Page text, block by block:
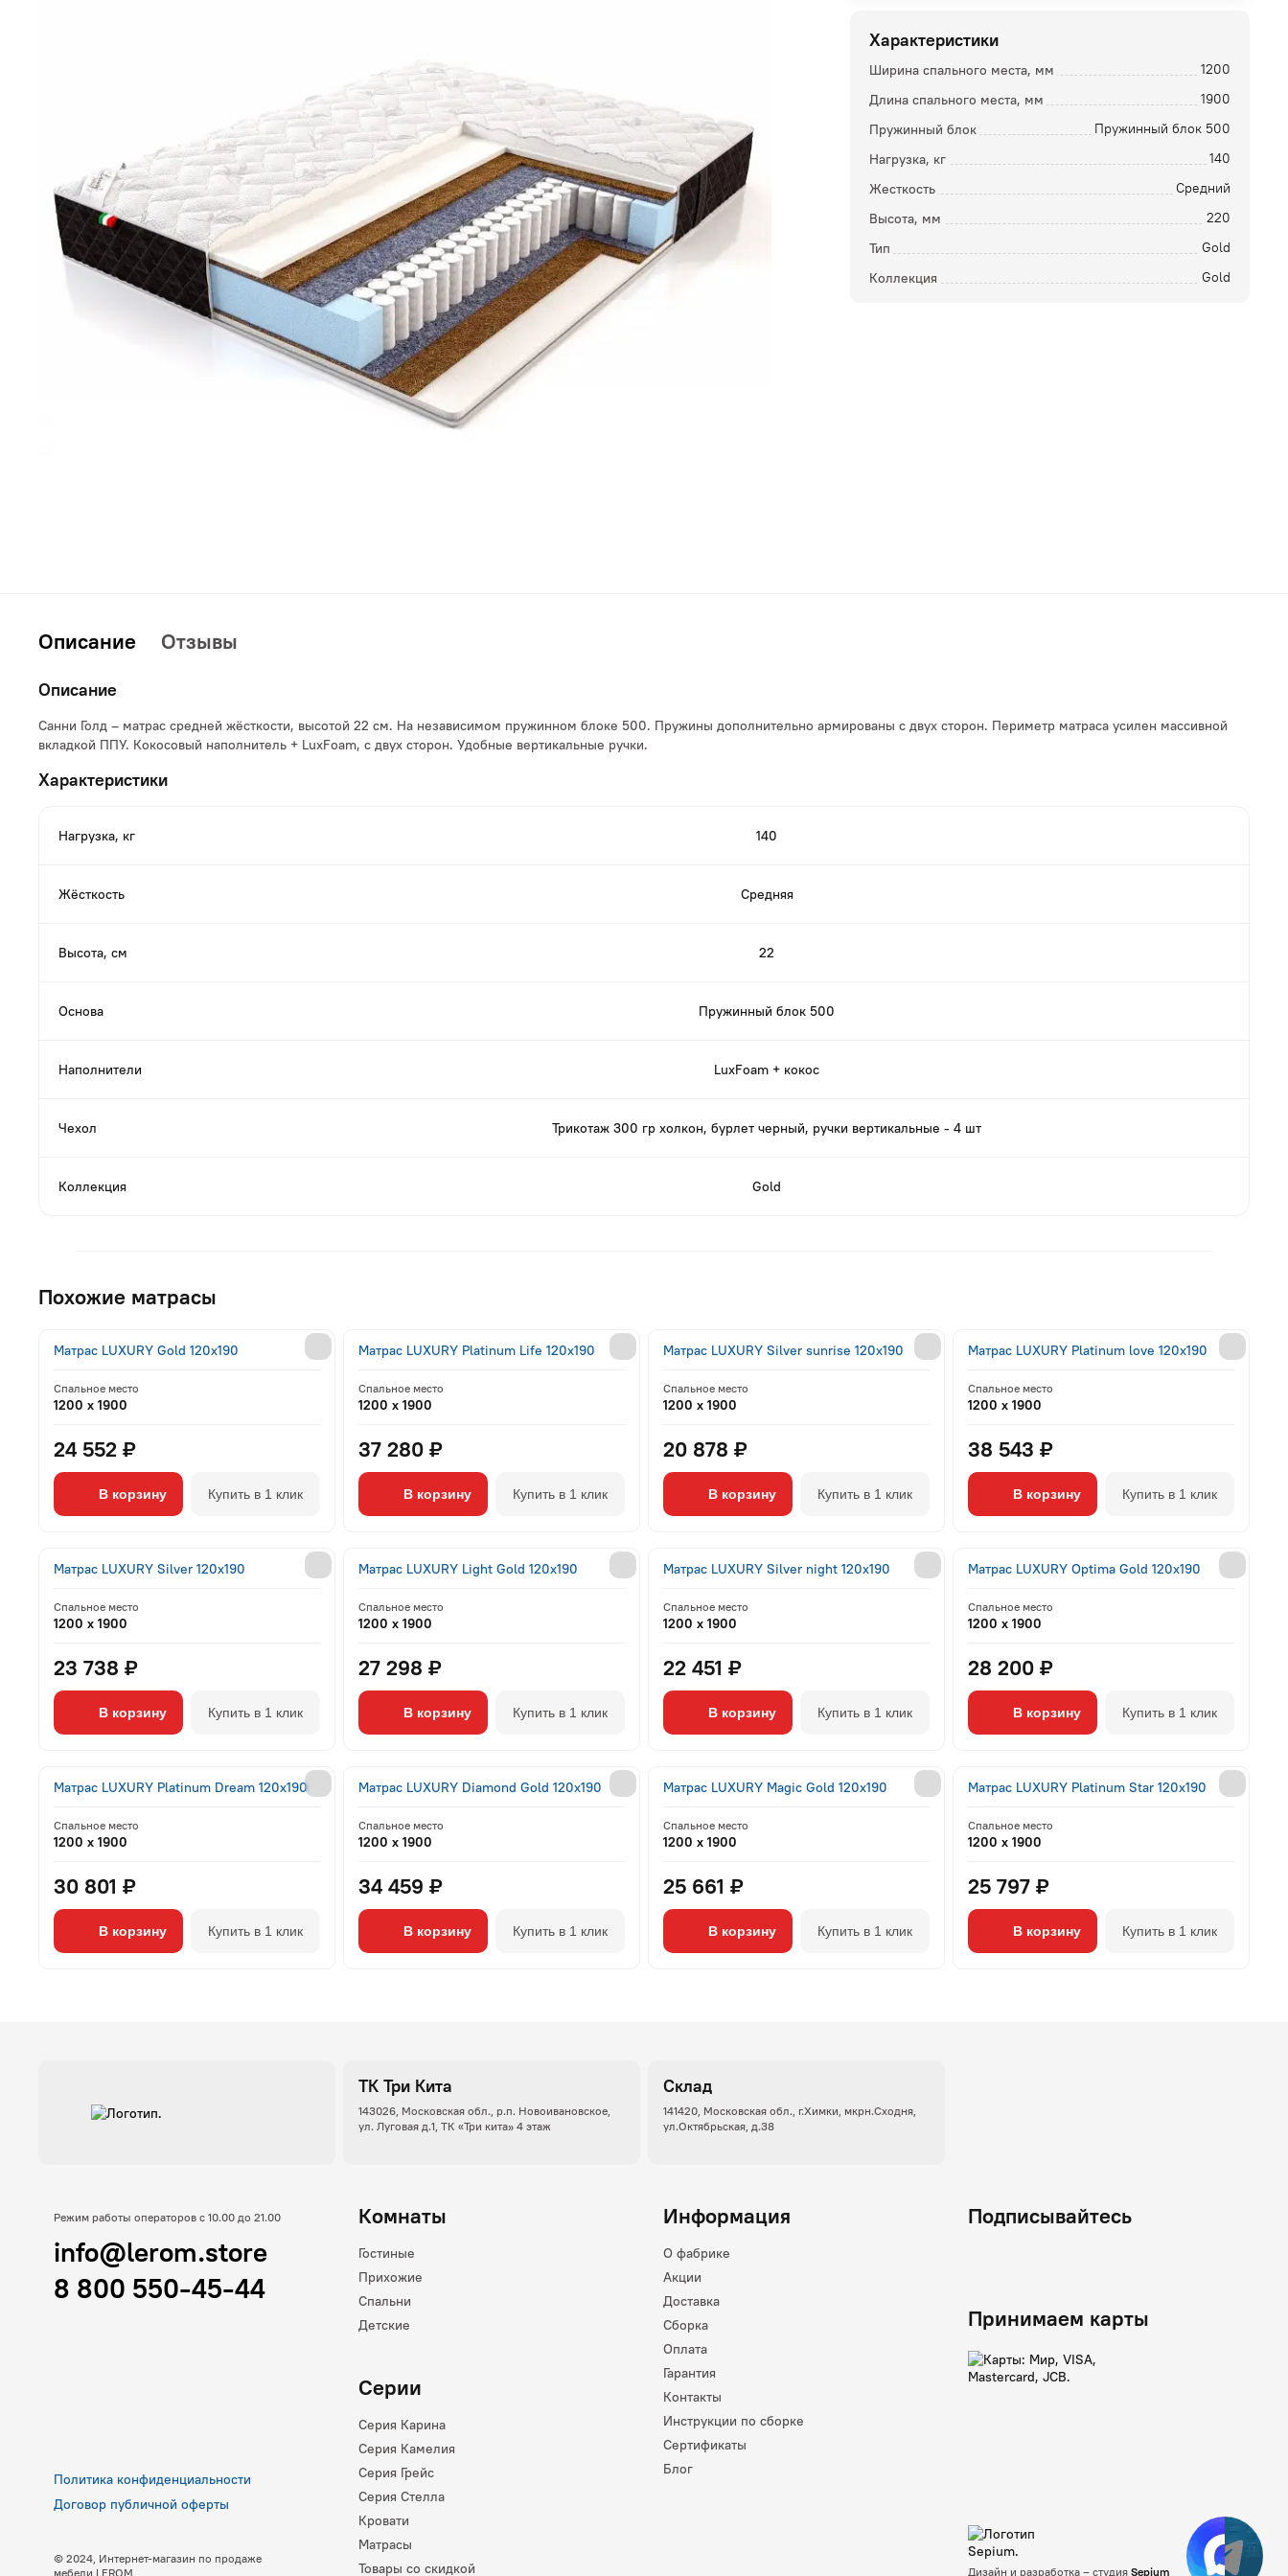
Кровати Матрасы Мебель со скидкой
Характеристики
Ширина спального места, мм 1200
Длина спального места, мм 1900
Пружинный блок Пружинный блок 500
Нагрузка, кг 140
Жесткость Средний
Высота, мм 220
Тип Gold
Коллекция Gold
Описание Отзывы
Описание
Санни Голд – матрас средней жёсткости, высотой 22 см. На независимом пружинном блоке 500. Пружины дополнительно армированы с двух сторон. Периметр матраса усилен массивной
вкладкой ППУ. Кокосовый наполнитель + LuxFoam, с двух сторон. Удобные вертикальные ручки.
Характеристики
Нагрузка, кг 140
Жёсткость Средняя
Высота, см 22
Основа Пружинный блок 500
Наполнители LuxFoam + кокос
Чехол Трикотаж 300 гр холкон, бурлет черный, ручки вертикальные - 4 шт
Коллекция Gold
Похожие матрасы
Матрас LUXURY Gold 120x190
Спальное место
1200 x 1900
24 552 ₽
В корзину Купить в 1 клик
Матрас LUXURY Platinum Life 120x190
Спальное место
1200 x 1900
37 280 ₽
В корзину Купить в 1 клик
Матрас LUXURY Silver sunrise 120x190
Спальное место
1200 x 1900
20 878 ₽
В корзину Купить в 1 клик
Матрас LUXURY Platinum love 120x190
Спальное место
1200 x 1900
38 543 ₽
В корзину Купить в 1 клик
Матрас LUXURY Silver 120x190
Спальное место
1200 x 1900
23 738 ₽
В корзину Купить в 1 клик
Матрас LUXURY Light Gold 120x190
Спальное место
1200 x 1900
27 298 ₽
В корзину Купить в 1 клик
Матрас LUXURY Silver night 120x190
Спальное место
1200 x 1900
22 451 ₽
В корзину Купить в 1 клик
Матрас LUXURY Optima Gold 120x190
Спальное место
1200 x 1900
28 200 ₽
В корзину Купить в 1 клик
Матрас LUXURY Platinum Dream 120x190
Спальное место
1200 x 1900
30 801 ₽
В корзину Купить в 1 клик
Матрас LUXURY Diamond Gold 120x190
Спальное место
1200 x 1900
34 459 ₽
В корзину Купить в 1 клик
Матрас LUXURY Magic Gold 120x190
Спальное место
1200 x 1900
25 661 ₽
В корзину Купить в 1 клик
Матрас LUXURY Platinum Star 120x190
Спальное место
1200 x 1900
25 797 ₽
В корзину Купить в 1 клик
ТК Три Кита
143026, Московская обл., р.п. Новоивановское,
ул. Луговая д.1, ТК «Три кита» 4 этаж
Склад
141420, Московская обл., г.Химки, мкрн.Сходня,
ул.Октябрьская, д.38
Режим работы операторов с 10.00 до 21.00
info@lerom.store
8 800 550-45-44
Комнаты
Гостиные
Прихожие
Спальни
Детские
Серии
Серия Карина
Серия Камелия
Серия Грейс
Серия Стелла
Кровати
Матрасы
Товары со скидкой
Информация
О фабрике
Акции
Доставка
Сборка
Оплата
Гарантия
Контакты
Инструкции по сборке
Сертификаты
Блог
Подписывайтесь
Принимаем карты
Политика конфиденциальности
Договор публичной оферты
© 2024, Интернет-магазин по продаже
мебели LEROM
Дизайн и разработка – студия Sepium